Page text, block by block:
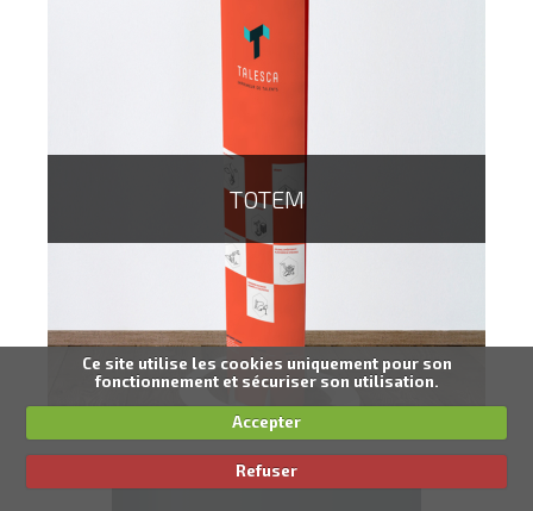
Ce site utilise les cookies uniquement pour son
fonctionnement et sécuriser son utilisation.
Accepter
Refuser
Le X Banner sera votre allié préféré pour vos salons et
évènements, et vous permettra de passer vos
messages de la meilleure des manières !
TOTEM